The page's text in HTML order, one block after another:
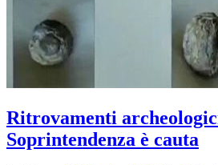
Ritrovamenti
Soprintendenza è cauta